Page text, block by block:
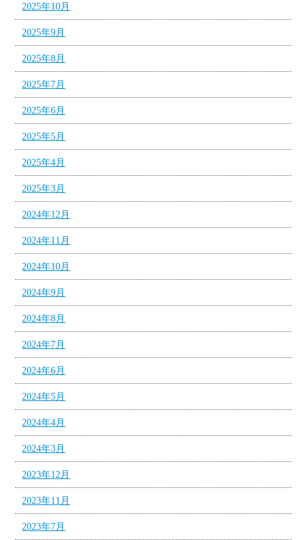
2025年10月
2025年9月
2025年8月
2025年7月
2025年6月
2025年5月
2025年4月
2025年3月
2024年12月
2024年11月
2024年10月
2024年9月
2024年8月
2024年7月
2024年6月
2024年5月
2024年4月
2024年3月
2023年12月
2023年11月
2023年7月